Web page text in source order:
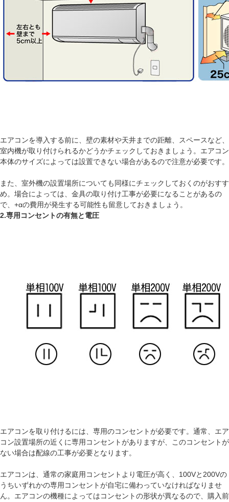
エアコンを導入する前に、壁の素材や天井までの距離、スペースなど、
室内機が取り付けられるかどうかチェックしておきましょう。エアコン
本体のサイズによっては設置できない場合があるので注意が必要です。
また、室外機の設置場所についても同様にチェックしておくのがおすす
め。場合によっては、金具の取り付け工事が必要になることがあるの
で、+αの費用が発生する可能性も留意しておきましょう。
2.専用コンセントの有無と電圧
エアコンを取り付けるには、専用のコンセントが必要です。通常、エア
コン設置場所の近くに専用コンセントがありますが、このコンセントが
ない場合は配線の工事が必要となります。
エアコンは、通常の家庭用コンセントより電圧が高く、100Vと200Vの
うちいずれかの専用コンセントが自宅に備わっていなければなりませ
ん。エアコンの機種によってはコンセントの形状が異なるので、購入前